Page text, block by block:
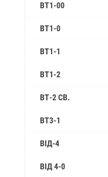
ВТ1-00
ВТ1-0
ВТ1-1
ВТ1-2
ВТ-2 СВ.
ВТ3-1
ВІД-4
ВІД 4-0